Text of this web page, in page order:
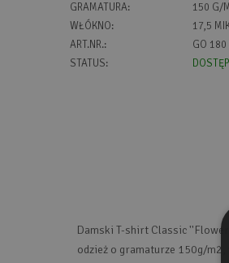
GRAMATURA:
150 G/
WŁÓKNO:
17,5
ART.NR.:
GO
STATUS:
Damski T-shirt Classic
odzież o gramaturze 150g/